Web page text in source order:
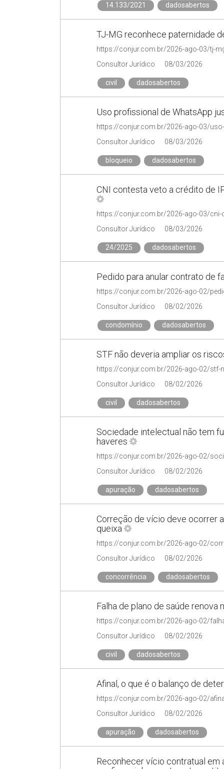
14.133/2021 dadosabertos
TJ-MG reconhece paternidade
Consultor Jurídico 08/03/2026
civil dadosabertos
Uso profissional de WhatsApp
Consultor Jurídico 08/03/2026
bloqueio dadosabertos
CNI contesta veto a crédito de
Consultor Jurídico 08/03/2026
24/2025 dadosabertos
Pedido para anular contrato de
Consultor Jurídico 08/02/2026
condomínio dadosabertos
STF não deveria ampliar os
Consultor Jurídico 08/02/2026
civil dadosabertos
Sociedade intelectual não tem
haveres
Consultor Jurídico 08/02/2026
apuração dadosabertos
Correção de vício deve ocorrer
queixa
Consultor Jurídico 08/02/2026
concorrência dadosabertos
Falha de plano de saúde renova
Consultor Jurídico 08/02/2026
civil dadosabertos
Afinal, o que é o balanço de
https://conjur.com.br/2026-ago-02/
Consultor Jurídico
08/02/2026
apuração dadosabertos
Reconhecer vício contratual em